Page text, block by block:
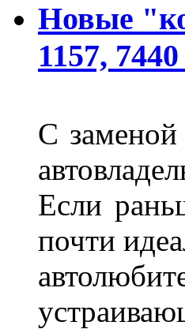
Новые
1157,
С
Если
почти